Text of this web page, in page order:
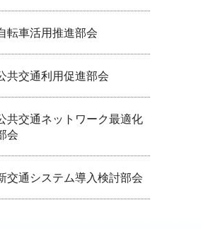
転車活用推進部会
共交通利用促進部会
共交通ネットワーク最適化
会
交通システム導入検討部会